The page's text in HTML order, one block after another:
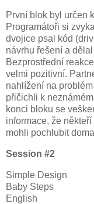
První blok byl určen
Programátoři si
dvojice psal kód
návrhu řešení a
Bezprostřední
velmi pozitivní.
nahlížení na
přičichli k
konci bloku se
informace, že
mohli pochlubit
Session #2
Simple Design
Baby Steps
English